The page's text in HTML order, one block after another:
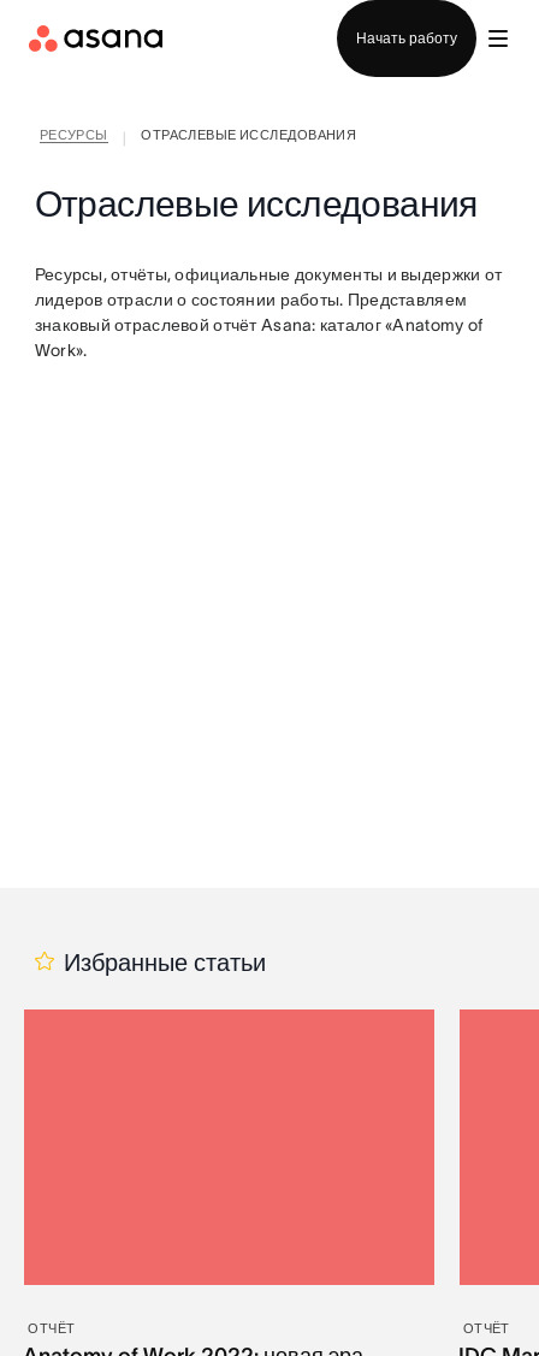
Начать работу
РЕСУРСЫ ОТРАСЛЕВЫЕ ИССЛЕДОВАНИЯ
Отраслевые исследования
Ресурсы, отчёты, официальные документы и выдержки от
лидеров отрасли о состоянии работы. Представляем
знаковый отраслевой отчёт Asana: каталог «Anatomy of
Work».
Избранные статьи
ОТЧЁТ ОТЧЁТ